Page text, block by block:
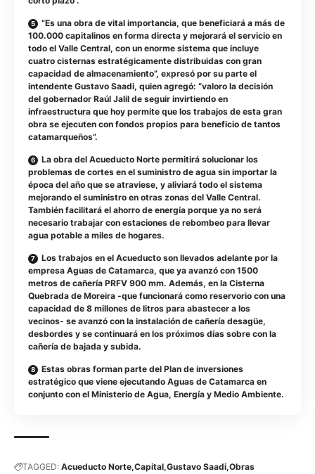
“Es una obra de vital importancia, que beneficiará a más de
100.000 capitalinos en forma directa y mejorará el servicio en
todo el Valle Central, con un enorme sistema que incluye
cuatro cisternas estratégicamente distribuidas con gran
capacidad de almacenamiento”, expresó por su parte el
intendente Gustavo Saadi, quien agregó: “valoro la decisión
del gobernador Raúl Jalil de seguir invirtiendo en
infraestructura que hoy permite que los trabajos de esta gran
obra se ejecuten con fondos propios para beneficio de tantos
catamarqueños”.
La obra del Acueducto Norte permitirá solucionar los
problemas de cortes en el suministro de agua sin importar la
época del año que se atraviese, y aliviará todo el sistema
mejorando el suministro en otras zonas del Valle Central.
También facilitará el ahorro de energía porque ya no será
necesario trabajar con estaciones de rebombeo para llevar
agua potable a miles de hogares.
Los trabajos en el Acueducto son llevados adelante por la
empresa Aguas de Catamarca, que ya avanzó con 1500
metros de cañería PRFV 900 mm. Además, en la Cisterna
Quebrada de Moreira -que funcionará como reservorio con una
capacidad de 8 millones de litros para abastecer a los
vecinos- se avanzó con la instalación de cañería desagüe,
desbordes y se continuará en los próximos días sobre con la
cañería de bajada y subida.
Estas obras forman parte del Plan de inversiones
estratégico que viene ejecutando Aguas de Catamarca en
conjunto con el Ministerio de Agua, Energía y Medio Ambiente.
TAGGED: Acueducto Norte Capital Gustavo Saadi Obras